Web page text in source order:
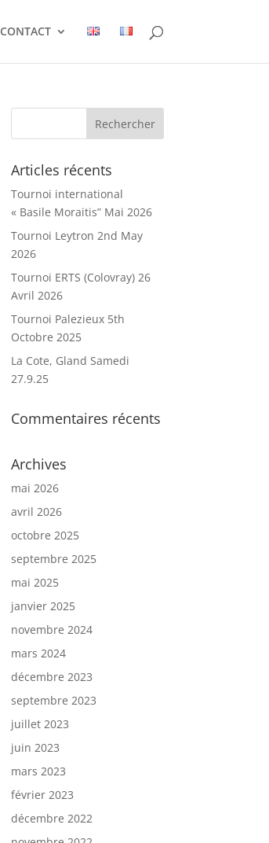
CONTACT
Articles récents
Tournoi international
« Basile Moraitis” Mai 2026
Tournoi Leytron 2nd May
2026
Tournoi ERTS (Colovray) 26
Avril 2026
Tournoi Palezieux 5th
Octobre 2025
La Cote, Gland Samedi
27.9.25
Commentaires récents
Archives
mai 2026
avril 2026
octobre 2025
septembre 2025
mai 2025
janvier 2025
novembre 2024
mars 2024
décembre 2023
septembre 2023
juillet 2023
juin 2023
mars 2023
février 2023
décembre 2022